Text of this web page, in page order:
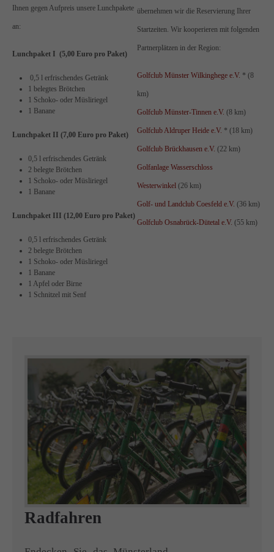
Ihnen gegen Aufpreis unsere Lunchpakete
an:
Lunchpaket I (5,00 Euro pro Paket)
0,5 l erfrischendes Getränk
1 belegtes Brötchen
1 Schoko- oder Müsliriegel
1 Banane
Lunchpaket II (7,00 Euro pro Paket)
0,5 l erfrischendes Getränk
2 belegte Brötchen
1 Schoko- oder Müsliriegel
1 Banane
Lunchpaket III (12,00 Euro pro Paket)
0,5 l erfrischendes Getränk
2 belegte Brötchen
1 Schoko- oder Müsliriegel
1 Banane
1 Apfel oder Birne
1 Schnitzel mit Senf
übernehmen wir die Reservierung Ihrer
Startzeiten. Wir kooperieren mit folgenden
Partnerplätzen in der Region:
Golfclub Münster Wilkinghege e.V. * (8
km)
Golfclub Münster-Tinnen e.V. (8 km)
Golfclub Aldruper Heide e.V. * (18 km)
Golfclub Brückhausen e.V. (22 km)
Golfanlage Wasserschloss
Westerwinkel (26 km)
Golf- und Landclub Coesfeld e.V. (36 km)
Golfclub Osnabrück-Dütetal e.V. (55 km)
Radfahren